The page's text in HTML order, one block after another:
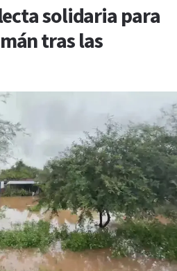
solidaria para
tras las